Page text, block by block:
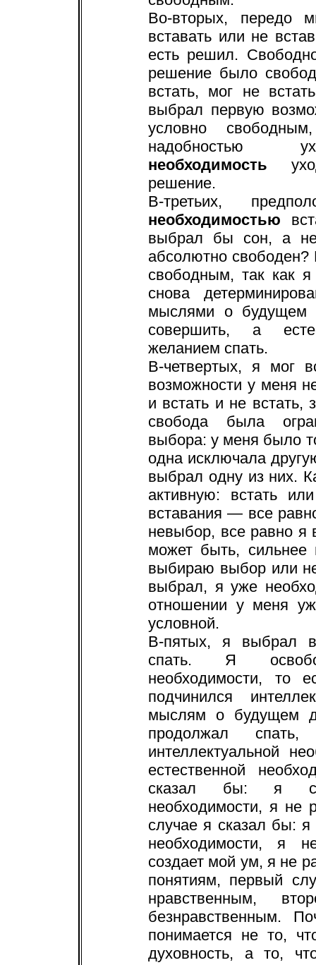
Во-вторых, передо
вставать или не
есть решил.
решение было
встать, мог не
выбрал первую
условно
надобностью
необходимость
решение.
В-третьих,
необходимостью
выбрал бы сон, а
абсолютно
свободным, так как
снова
мыслями о будущем
совершить, а
желанием спать.
В-четвертых, я мог
возможности у меня
и встать и не встать,
свобода была
выбора: у меня было
одна исключала
выбрал одну из них.
активную: встать
вставания — все
невыбор, все равно
может быть, сильнее
выбираю выбор или
выбрал, я уже
отношении у меня
условной.
В-пятых, я выбрал
спать. Я
необходимости, то
подчинился
мыслям о будущем
продолжал
интеллектуальной
естественной
сказал бы: я
необходимости, я не
случае я сказал бы: я
необходимости, я
создает мой ум, я не
понятиям, первый
нравственным,
безнравственным.
понимается не то,
духовность, а то,